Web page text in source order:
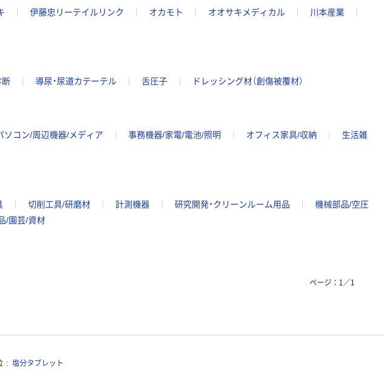
伊藤忠リーテイルリンク オカモト オオサキメディカル
川本産業
断 導尿・尿道カテーテル 舌圧子 ドレッシング材（創傷被覆材）
ソコン/周辺機器/メディア 事務機器/家電/電池/照明 オフィス家具/収納
生活雑
切削工具/研磨材 計測機器 研究開発・クリーンルーム用品
機械部品/空圧
/園芸/資材
エスワン（OS-1）
A4タテ(コクヨ
￥115~ （税込）
ページ： 1 ／1
塩分タブレット